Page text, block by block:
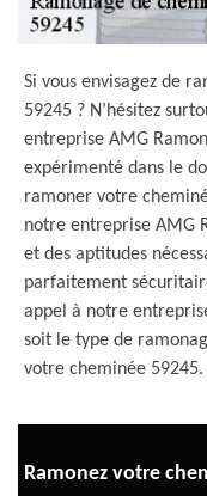
Si vous envisagez de
59245 ? N’hésitez
entreprise AMG
expérimenté dans le
ramoner votre
notre entreprise AMG
et des aptitudes
parfaitement
appel à notre
soit le type de
votre cheminée 59245.
Ramonez votre